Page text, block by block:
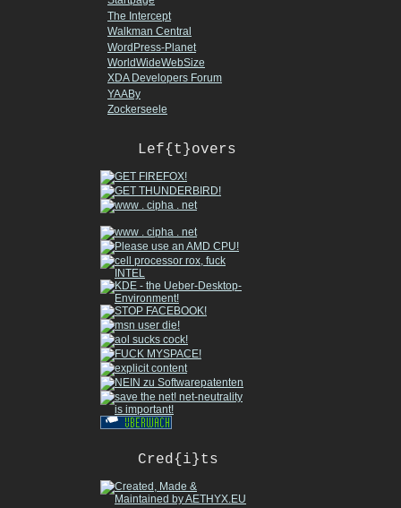
The Intercept
Walkman Central
WordPress-Planet
WorldWideWebSize
XDA Developers Forum
YAABy
Zockerseele
Lef{t}overs
Cred{i}ts